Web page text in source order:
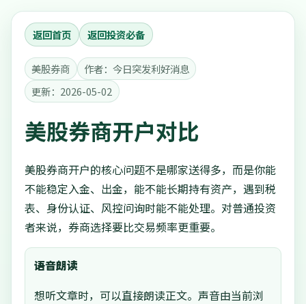
返回首页 返回投资必备
美股券商
作者：今日突发利好消息
更新：2026-05-02
美股券商开户对比
美股券商开户的核心问题不是哪家送得多，而是你能
不能稳定入金、出金，能不能长期持有资产，遇到税
表、身份认证、风控问询时能不能处理。对普通投资
者来说，券商选择要比交易频率更重要。
语音朗读
想听文章时，可以直接朗读正文。声音由当前浏